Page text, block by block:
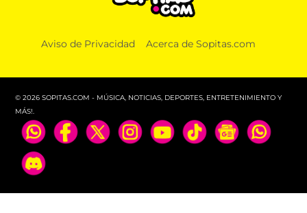
FIFA respalda a Infantino y “no tolerará ataques
Aviso de Privacidad Acerca de Sopitas.com
© 2026 SOPITAS.COM - MÚSICA, NOTICIAS, DEPORTES, ENTRETENIMIENTO Y
MÁS!.